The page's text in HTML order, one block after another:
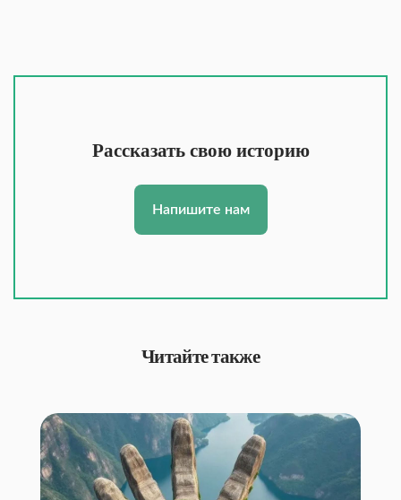
Рассказать свою историю
Напишите нам
Читайте также